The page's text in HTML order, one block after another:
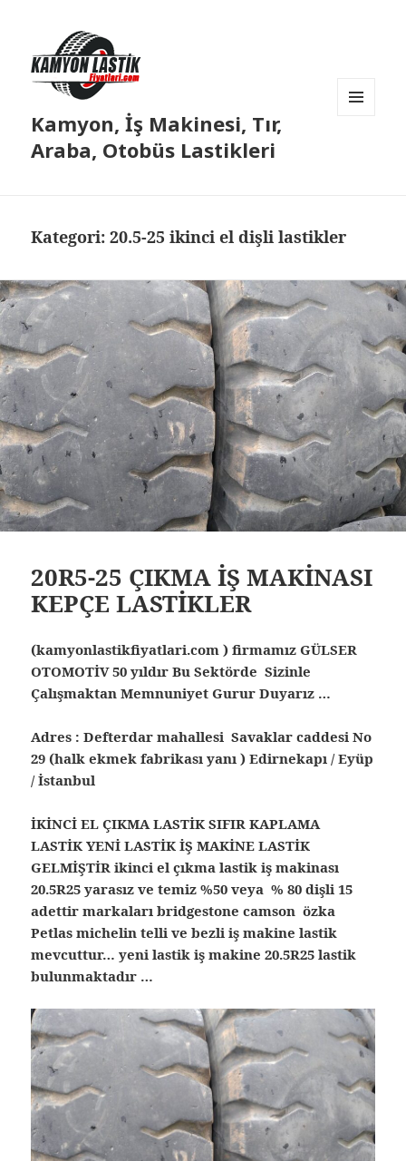
Kamyon, İş Makinesi, Tır,
Araba, Otobüs Lastikleri
Kategori:20.5-25 ikinci el dişli lastikler
20R5-25 ÇIKMA İŞ MAKİNASI
KEPÇE LASTİKLER
(kamyonlastikfiyatlari.com ) firmamız GÜLSER
OTOMOTİV 50 yıldır Bu Sektörde Sizinle
Çalışmaktan Memnuniyet Gurur Duyarız …
Adres : Defterdar mahallesi Savaklar caddesi No
29 (halk ekmek fabrikası yanı ) Edirnekapı / Eyüp
/ İstanbul
İKİNCİ EL ÇIKMA LASTİK SIFIR KAPLAMA
LASTİK YENİ LASTİK İŞ MAKİNE LASTİK
GELMİŞTİR ikinci el çıkma lastik iş makinası
20.5R25 yarasız ve temiz %50 veya % 80 dişli 15
adettir markaları bridgestone camson özka
Petlas michelin telli ve bezli iş makine lastik
mevcuttur… yeni lastik iş makine 20.5R25 lastik
bulunmaktadır …